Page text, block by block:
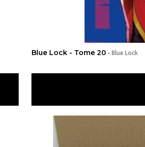
Blue Lock - Tome 20 -Blue Lock